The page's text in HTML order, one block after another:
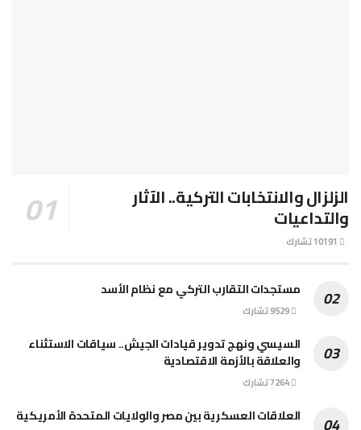
الزلزال والانتخابات التركية.. الآثار
والتداعيات
مستجدات التقارب التركي مع نظام الأسد
السيسي ونهج تدوير قيادات الجيش.. سياقات الاستثناء
والعلاقة بالأزمة الاقتصادية
العلاقات العسكرية بين مصر والولايات المتحدة الأمريكية